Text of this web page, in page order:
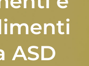
ASD